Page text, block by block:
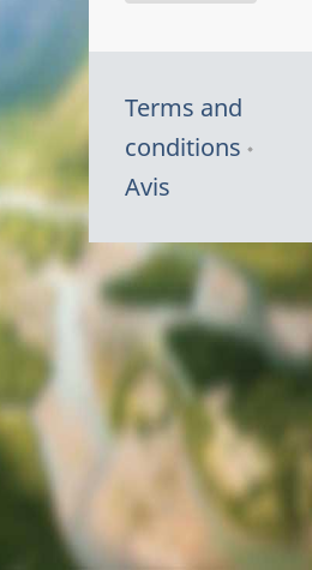
Terms and
conditions
Avis